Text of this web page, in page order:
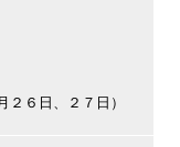
２６日、２７日）